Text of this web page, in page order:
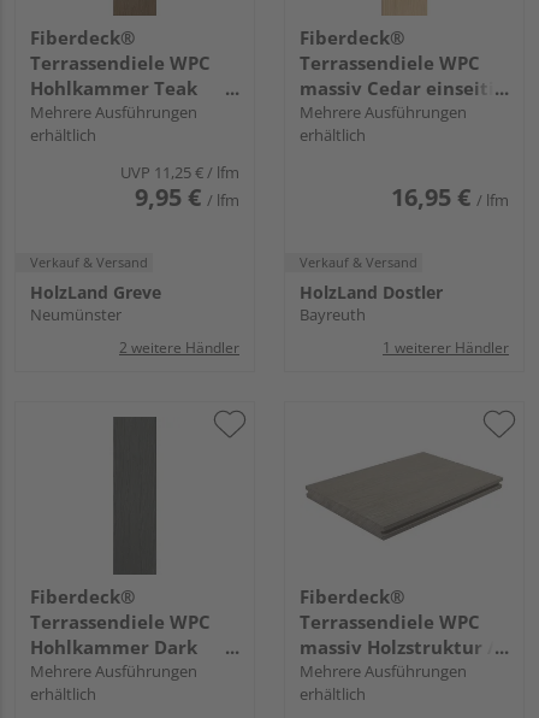
Fiberdeck®
Terrassendiele WPC
Hohlkammer Teak
einseitig Holzstruktur,
einseitig glatt,
längsseitige Nut,
Premium - 22,5 x 138
Mehrere Ausführungen
erhältlich
UVP 11,25 €/ lfm
9,95 € / lfm
Verkauf & Versand
HolzLand Greve
Neumünster
2 weitere Händler
Fiberdeck®
Terrassendiele WPC
massiv Cedar einseitig
Holzstruktur, einseitig
glatt, längsseitige Nut,
Mehrere Ausführungen
erhältlich
16,95 € / lfm
Verkauf & Versand
HolzLand Dostler
Bayreuth
1 weiterer Händler
Fiberdeck®
Terrassendiele WPC
Hohlkammer Dark
Grey einseitig
Holzstruktur, einseitig
Mehrere Ausführungen
erhältlich
Fiberdeck®
Terrassendiele WPC
massiv Holzstruktur /
glatt Light Grey - 23 x
210 mm
Mehrere Ausführungen
erhältlich